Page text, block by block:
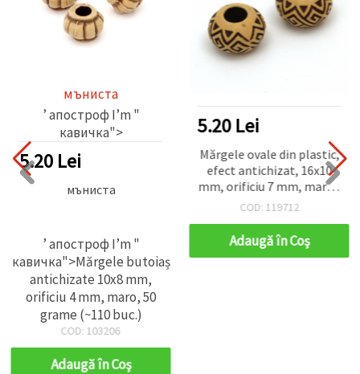
мъниста
’ апостроф I’m "
кавичка">
5.20 Lei
мъниста
’ апостроф I’m "
кавичка">Mărgele butoiaș
antichizate 10x8 mm,
orificiu 4 mm, maro, 50
grame (~110 buc.)
COD: 103206
Adaugă în Coş
5.20 Lei
Mărgele ovale din plastic,
efect antichizat, 16x10
mm, orificiu 7 mm, maro -
50 g ~ 30 buc., pentru
COD: 119712
Adaugă în Coş